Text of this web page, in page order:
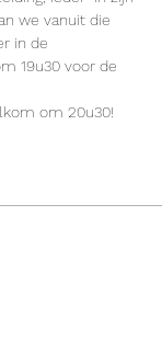
we vanuit die
in de
19u30 voor de
om 20u30!